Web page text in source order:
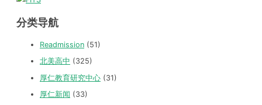
分类导航
Readmission (51)
北美高中 (325)
厚仁教育研究中心 (31)
厚仁新闻 (33)